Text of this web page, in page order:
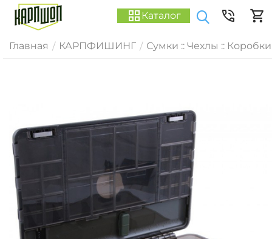
Каталог
Главная / КАРПФИШИНГ / Сумки :: Чехлы :: Коробки